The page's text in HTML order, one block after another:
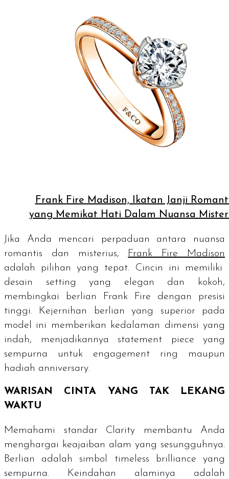
Frank Fire Madison, Ikatan Janji
yang Memikat Hati Dalam Nuansa
Jika Anda mencari perpaduan antara nuansa
romantis dan misterius, Frank Fire Madison
adalah pilihan yang tepat. Cincin ini memiliki
desain setting yang elegan dan kokoh,
membingkai berlian Frank Fire dengan presisi
tinggi. Kejernihan berlian yang superior pada
model ini memberikan kedalaman dimensi yang
indah, menjadikannya statement piece yang
sempurna untuk engagement ring maupun
hadiah anniversary.
WARISAN CINTA YANG TAK LEKANG
WAKTU
Memahami standar Clarity membantu Anda
menghargai keajaiban alam yang sesungguhnya.
Berlian adalah simbol timeless brilliance yang
sempurna. Keindahan alaminya adalah